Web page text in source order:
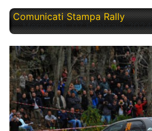
Comunicati Stampa Rally
Mercoledì, 07 Febbraio 2024